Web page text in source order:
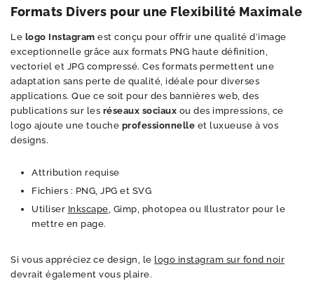
Formats Divers pour une Flexibilité Maximale
Le logo Instagram est conçu pour offrir une qualité d’image
exceptionnelle grâce aux formats PNG haute définition,
vectoriel et JPG compressé. Ces formats permettent une
adaptation sans perte de qualité, idéale pour diverses
applications. Que ce soit pour des bannières web, des
publications sur les réseaux sociaux ou des impressions, ce
logo ajoute une touche professionnelle et luxueuse à vos
designs.
Attribution requise
Fichiers : PNG, JPG et SVG
Utiliser Inkscape , Gimp, photopea ou Illustrator pour le
mettre en page.
Si vous appréciez ce design, le logo instagram sur fond noir
devrait également vous plaire.